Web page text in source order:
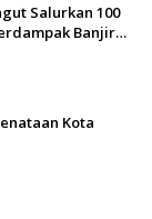
Salurkan 100
Banjir
Kota